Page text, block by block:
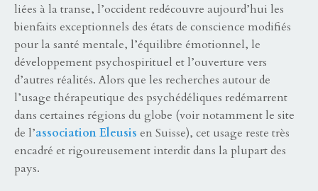
liées à la transe, l’occident redécouvre aujourd’hui les
bienfaits exceptionnels des états de conscience modifiés
pour la santé mentale, l’équilibre émotionnel, le
développement psychospirituel et l’ouverture vers
d’autres réalités. Alors que les recherches autour de
l’usage thérapeutique des psychédéliques redémarrent
dans certaines régions du globe (voir notamment le site
de l’association Eleusis en Suisse), cet usage reste très
encadré et rigoureusement interdit dans la plupart des
pays.